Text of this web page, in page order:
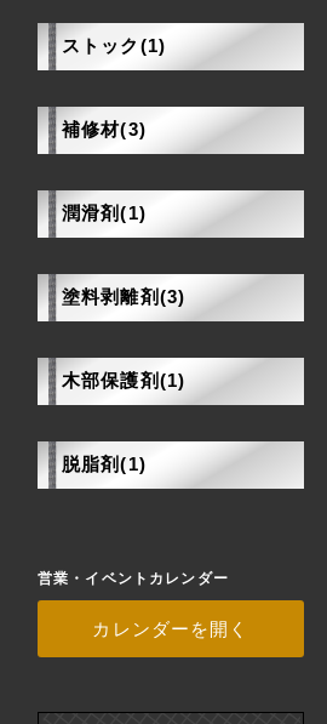
ストック(1)
補修材(3)
潤滑剤(1)
塗料剥離剤(3)
木部保護剤(1)
脱脂剤(1)
営業・イベントカレンダー
カレンダーを開く